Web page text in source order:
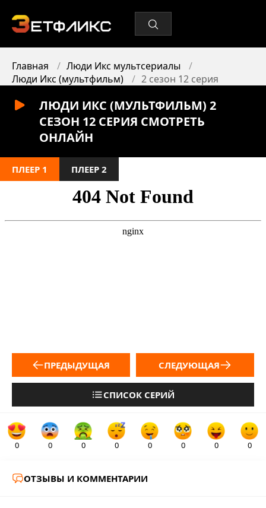
Главная
Люди Икс мультсериалы
Люди Икс (мультфильм)
2 сезон 12 серия
ЛЮДИ ИКС (МУЛЬТФИЛЬМ) 2
СЕЗОН 12 СЕРИЯ СМОТРЕТЬ
ОНЛАЙН
ПЛЕЕР 1 ПЛЕЕР 2
ПРЕДЫДУЩАЯ
СПИСОК СЕРИЙ
СЛЕДУЮЩАЯ
0 0 0 0 0 0 0 0
ОТЗЫВЫ И КОММЕНТАРИИ